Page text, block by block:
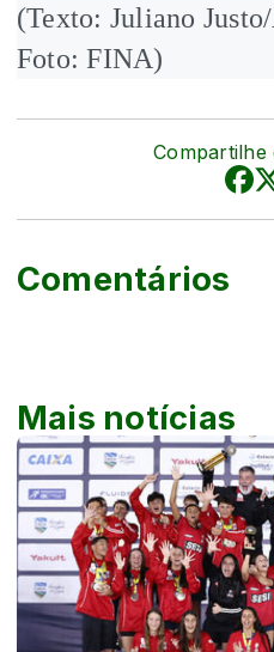
(Texto: Juliano
Foto: FINA)
Compartilhe
Comentários
Mais notícias